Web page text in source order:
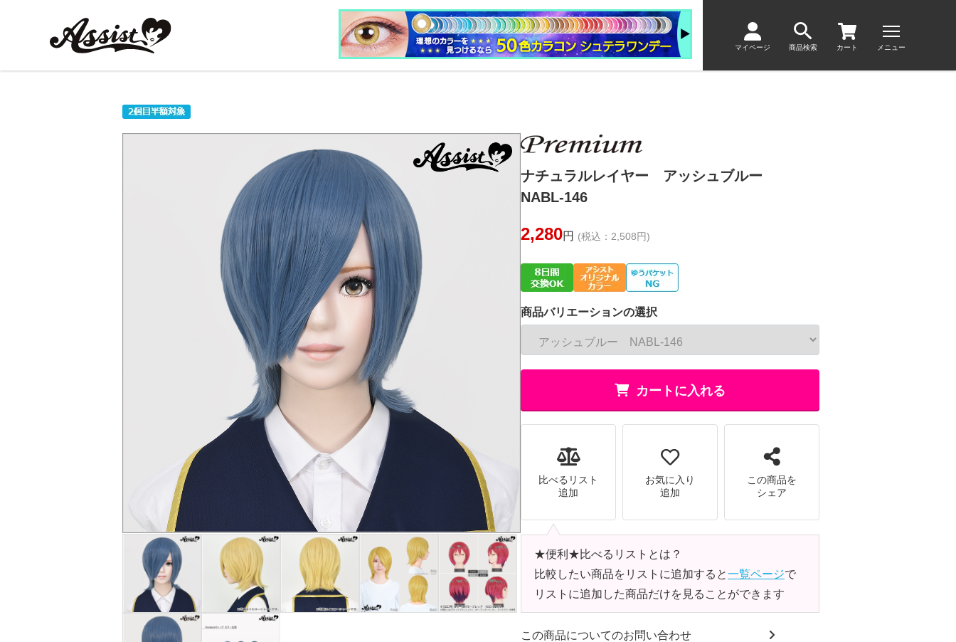
マイページ 商品検索 カート メニュー
ナチュラルレイヤー アッシュブルー
NABL-146
2,280円 (税込：2,508円)
商品バリエーションの選択
カートに入れる
比べるリスト
追加
お気に入り
追加
この商品を
シェア
★便利★比べるリストとは？
比較したい商品をリストに追加すると一覧ページで
リストに追加した商品だけを見ることができます
この商品についてのお問い合わせ